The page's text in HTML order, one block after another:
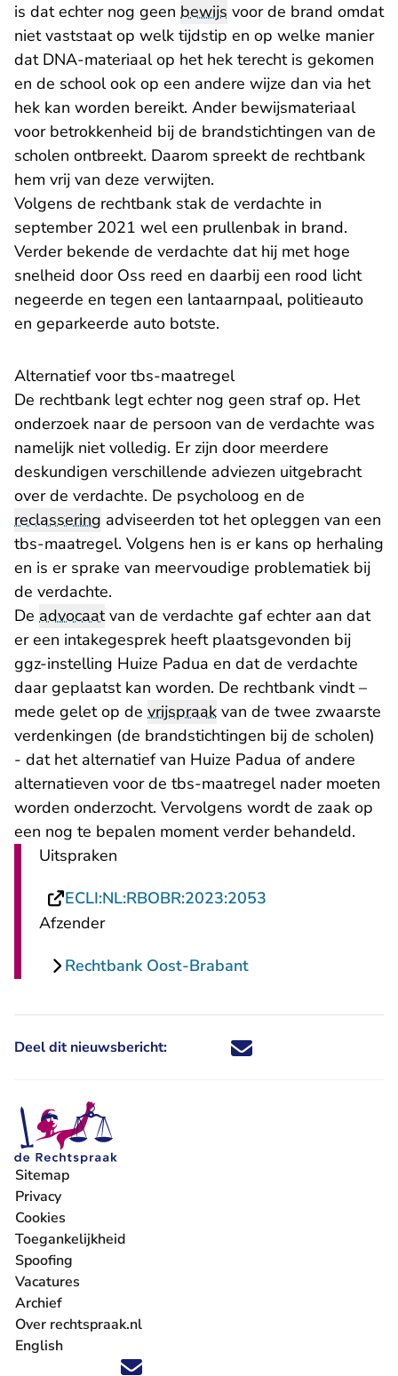
is dat echter nog geen bewijs voor de brand omdat
niet vaststaat op welk tijdstip en op welke manier
dat DNA-materiaal op het hek terecht is gekomen
en de school ook op een andere wijze dan via het
hek kan worden bereikt. Ander bewijsmateriaal
voor betrokkenheid bij de brandstichtingen van de
scholen ontbreekt. Daarom spreekt de rechtbank
hem vrij van deze verwijten.
Volgens de rechtbank stak de verdachte in
september 2021 wel een prullenbak in brand.
Verder bekende de verdachte dat hij met hoge
snelheid door Oss reed en daarbij een rood licht
negeerde en tegen een lantaarnpaal, politieauto
en geparkeerde auto botste.
Alternatief voor tbs-maatregel
De rechtbank legt echter nog geen straf op. Het
onderzoek naar de persoon van de verdachte was
namelijk niet volledig. Er zijn door meerdere
deskundigen verschillende adviezen uitgebracht
over de verdachte. De psycholoog en de
reclassering adviseerden tot het opleggen van een
tbs-maatregel. Volgens hen is er kans op herhaling
en is er sprake van meervoudige problematiek bij
de verdachte.
De advocaatvan de verdachte gaf echter aan dat
er een intakegesprek heeft plaatsgevonden bij
ggz-instelling Huize Padua en dat de verdachte
daar geplaatst kan worden. De rechtbank vindt –
mede gelet op de vrijspraak van de twee zwaarste
verdenkingen (de brandstichtingen bij de scholen)
- dat het alternatief van Huize Padua of andere
alternatieven voor de tbs-maatregel nader moeten
worden onderzocht. Vervolgens wordt de zaak op
een nog te bepalen moment verder behandeld.
Uitspraken
ECLI:NL:RBOBR:2023:2053
Afzender
Rechtbank Oost-Brabant
Deel dit nieuwsbericht: Deel dit nieuwsbericht via X -
Deel dit nieuwsbericht via
Deel dit nieuwsbericht
Deel dit
Volg ons op X (Twitter) - U verlaat Rechtspraak.nl
Volg ons op Facebook - U verlaat Rechtspraak.nl
Volg ons op Instagram - U verlaat Rechtspraak.nl
Volg ons op Youtube - U verlaat Rechtspraak.nl
Volg ons op LinkedIn - U verlaat
'Blijf op de hoogte' nieuwsbrief - U verlaat
Sitemap
Privacy
Cookies
Toegankelijkheid
Spoofing
Vacatures
- U verlaat Rechtspraak.nl
Archief
Over rechtspraak.nl
English